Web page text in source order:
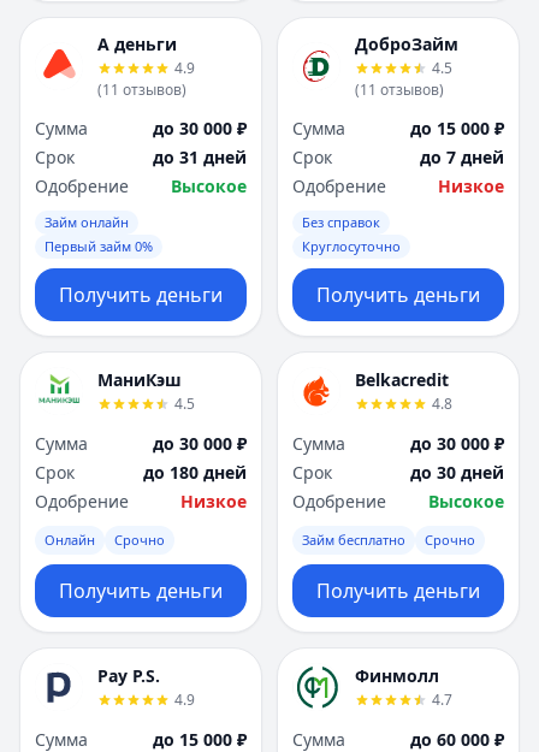
А деньги
4.9
(11 отзывов)
Сумма
до 30 000 ₽
Срок
до 31 дней
Одобрение
Высокое
Займ онлайн
Первый займ 0%
Получить деньги
ДоброЗайм
4.5
(11 отзывов)
Сумма
до 15 000 ₽
Срок
до 7 дней
Одобрение
Низкое
Без справок
Круглосуточно
Получить деньги
МаниКэш
4.5
Сумма
до 30 000 ₽
Срок
до 180 дней
Одобрение
Низкое
Онлайн Срочно
Получить деньги
Belkacredit
4.8
Сумма
до 30 000 ₽
Срок
до 30 дней
Одобрение
Высокое
Займ бесплатно Срочно
Получить деньги
Pay P.S.
4.9
Сумма
до 15 000 ₽
Финмолл
4.7
Сумма
до 60 000 ₽